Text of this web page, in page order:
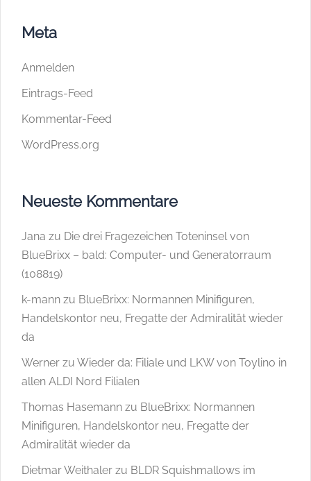
Meta
Anmelden
Eintrags-Feed
Kommentar-Feed
WordPress.org
Neueste Kommentare
Jana zu Die drei Fragezeichen Toteninsel von
BlueBrixx – bald: Computer- und Generatorraum
(108819)
k-mann zu BlueBrixx: Normannen Minifiguren,
Handelskontor neu, Fregatte der Admiralität wieder
da
Werner zu Wieder da: Filiale und LKW von Toylino in
allen ALDI Nord Filialen
Thomas Hasemann zu BlueBrixx: Normannen
Minifiguren, Handelskontor neu, Fregatte der
Admiralität wieder da
Dietmar Weithaler zu BLDR Squishmallows im